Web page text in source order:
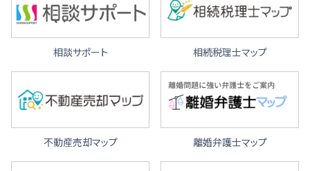
相談サポート 相続税理士マップ
不動産売却マップ 離婚弁護士マップ